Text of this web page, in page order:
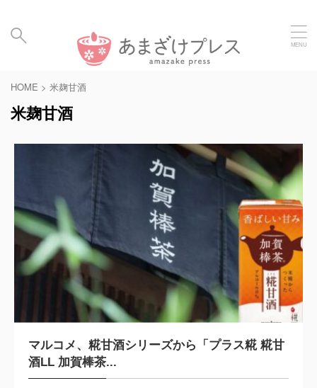
HOME > 米麹甘酒
米麹甘酒
マルコメ、糀甘酒シリーズから「プラス糀 糀甘
酒LL 加賀棒茶...